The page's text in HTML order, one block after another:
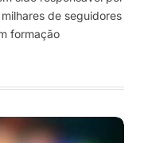
de seguidores
formação